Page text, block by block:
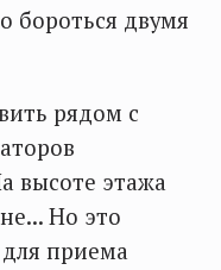
бороться двумя
рядом с
высоте этажа
Но это
приема